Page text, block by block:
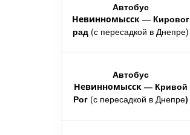
Автобус
Невинномысск — Кировог
рад (с пересадкой в Днепре)
Автобус
Невинномысск — Кривой
Рог (с пересадкой в Днепре)